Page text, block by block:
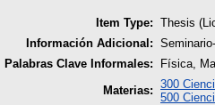
Item Type: Thesis
Información Adicional:
Palabras Clave Informales:
Física,
Materias: 300
500